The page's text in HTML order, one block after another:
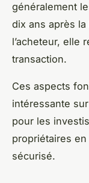
généralement
dix ans après
l’acheteur, elle
transaction.
Ces aspects
intéressante
pour les
propriétaires
sécurisé.